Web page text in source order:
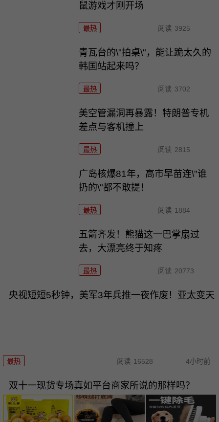
鼠游戏才刚开场
最热 阅读 3925
青瓦台的\"拍桌\"，能让跪太久的
韩国站起来吗？
最热 阅读 3702
美空管漏洞再暴露！特朗普专机
差点与客机撞上
最热 阅读 2815
广岛核爆81年，高市早苗连\"谁
扔的\"都不敢提！
最热 阅读 1884
五箭齐发！熊猫这一巴掌扇过
去，大漂亮终于知疼
最热 阅读 20773
央视短短5秒钟，美军3年兵推一夜作废！亚太变天
最热 阅读 16528 4小时前
双十一现货专场真如平台商家所说的那样吗？